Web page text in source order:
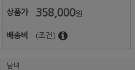
상품가 358,000원
배송비 (조건)
남녀